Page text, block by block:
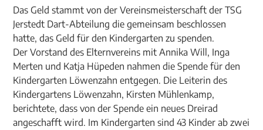
Das Geld stammt von der Vereinsmeisterschaft der TSG
Jerstedt Dart-Abteilung die gemeinsam beschlossen
hatte, das Geld für den Kindergarten zu spenden.
Der Vorstand des Elternvereins mit Annika Will, Inga
Merten und Katja Hüpeden nahmen die Spende für den
Kindergarten Löwenzahn entgegen. Die Leiterin des
Kindergartens Löwenzahn, Kirsten Mühlenkamp,
berichtete, dass von der Spende ein neues Dreirad
angeschafft wird. Im Kindergarten sind 43 Kinder ab zwei